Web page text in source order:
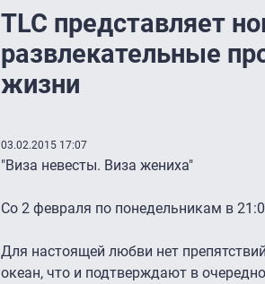
TLC представляет
развлекательные
жизни
03.02.2015 17:07
"Виза невесты. Виза жениха"
Со 2 февраля по понедельникам в
Для настоящей любви нет
океан, что и подтверждают в